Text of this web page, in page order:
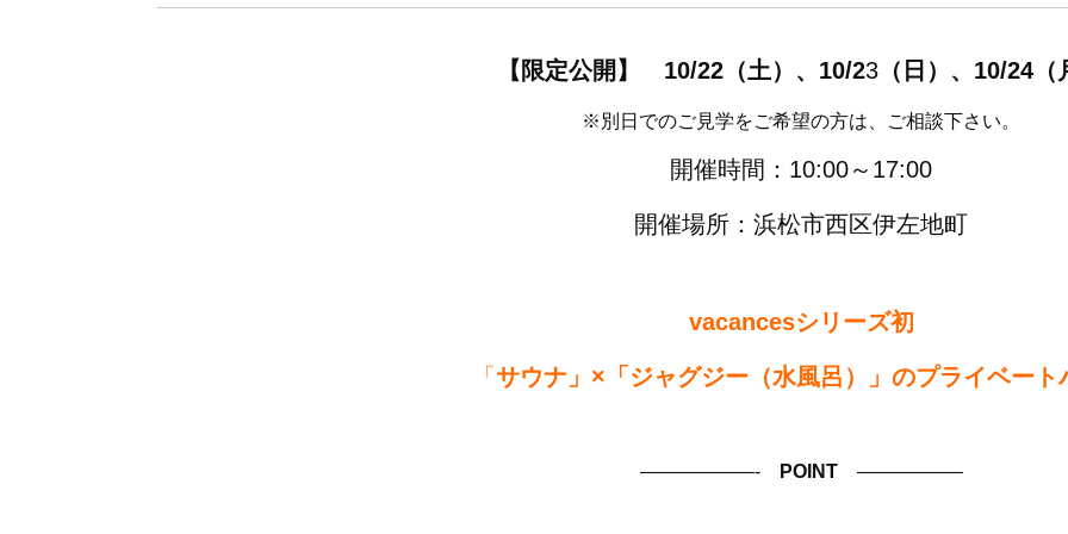
【限定公開】 10/22（土）、10/23 （日）、10/24（
※別日でのご見学をご希望の方は、ご相談下さい。
開催時間：10:00～17:00
開催場所：浜松市西区伊左地町
vacancesシリーズ初
「 サウナ」×「ジャグジー（水風呂）」のプライベート
——————- POINT—————–